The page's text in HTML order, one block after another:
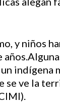
y niños
indígena
se ve la